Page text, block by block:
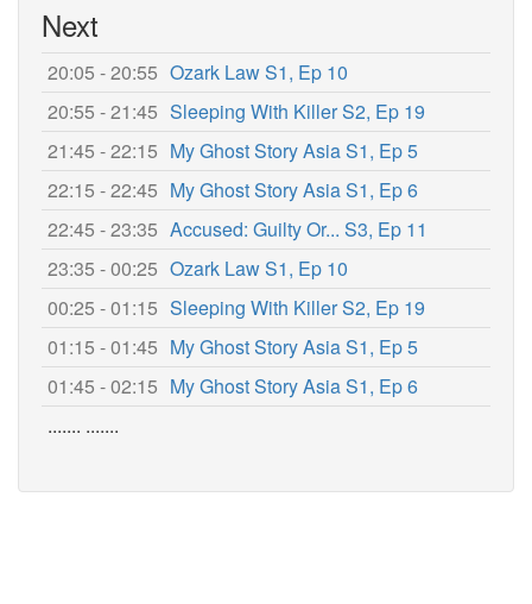
Next
20:05 - 20:55 Ozark Law S1, Ep 10
20:55 - 21:45 Sleeping With Killer S2, Ep 19
21:45 - 22:15 My Ghost Story Asia S1, Ep 5
22:15 - 22:45 My Ghost Story Asia S1, Ep 6
22:45 - 23:35 Accused: Guilty Or... S3, Ep 11
23:35 - 00:25 Ozark Law S1, Ep 10
00:25 - 01:15 Sleeping With Killer S2, Ep 19
01:15 - 01:45 My Ghost Story Asia S1, Ep 5
01:45 - 02:15 My Ghost Story Asia S1, Ep 6
....... .......